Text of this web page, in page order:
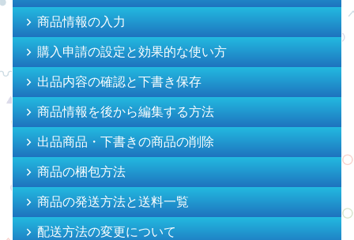
商品情報の入力
購入申請の設定と効果的な使い方
出品内容の確認と下書き保存
商品情報を後から編集する方法
出品商品・下書きの商品の削除
商品の梱包方法
商品の発送方法と送料一覧
配送方法の変更について